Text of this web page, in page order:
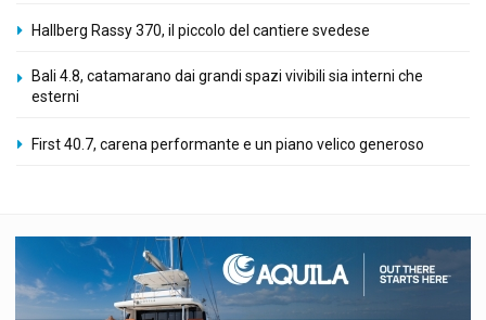
Hallberg Rassy 370, il piccolo del cantiere svedese
Bali 4.8, catamarano dai grandi spazi vivibili sia interni che
esterni
First 40.7, carena performante e un piano velico generoso